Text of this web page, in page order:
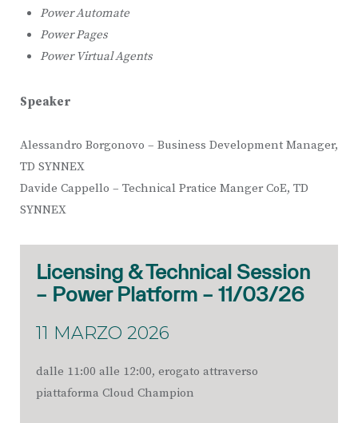
Power Automate
Power Pages
Power Virtual Agents
Speaker
Alessandro Borgonovo – Business Development Manager,
TD SYNNEX
Davide Cappello – Technical Pratice Manger CoE, TD
SYNNEX
Licensing & Technical Session
– Power Platform – 11/03/26
11 MARZO 2026
dalle 11:00 alle 12:00, erogato attraverso
piattaforma Cloud Champion